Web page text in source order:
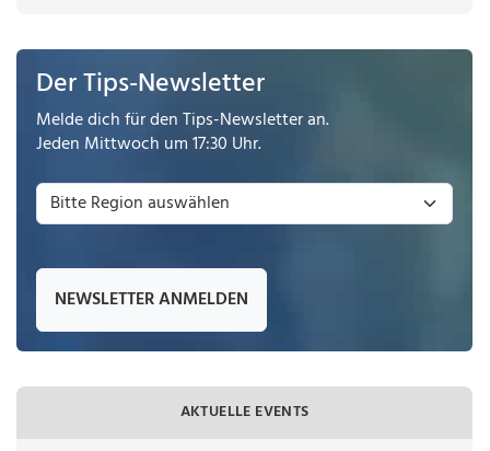
Der Tips-Newsletter
Melde dich für den Tips-Newsletter an.
Jeden Mittwoch um 17:30 Uhr.
NEWSLETTER ANMELDEN
AKTUELLE EVENTS